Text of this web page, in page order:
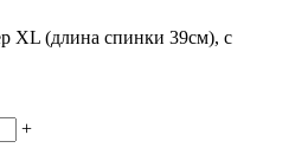
XL (длина спинки 39см), с
+